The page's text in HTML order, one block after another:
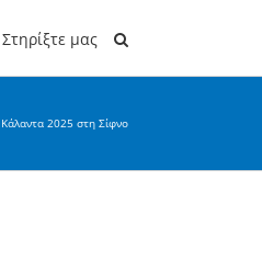
Στηρίξτε μας
Κάλαντα 2025 στη Σίφνο